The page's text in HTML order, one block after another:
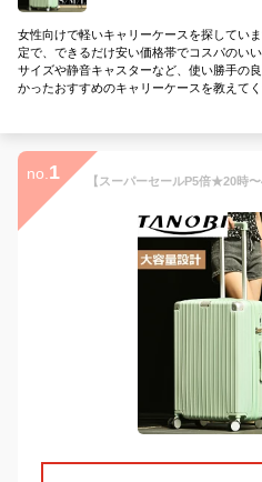
女性向けで軽いキャリーケースを探してい
定で、できるだけ安い価格帯でコスパのい
サイズや静音キャスターなど、使い勝手の
かったおすすめのキャリーケースを教えてく
no. 1